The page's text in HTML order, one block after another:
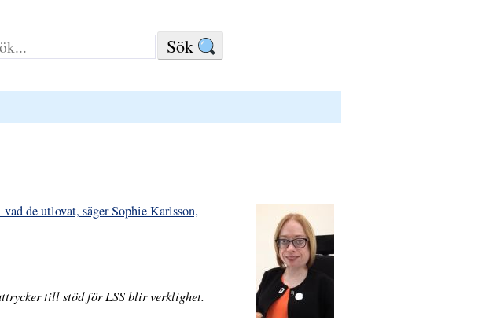
de utlovat, säger Sophie Karlsson,
till stöd för LSS blir verklighet.